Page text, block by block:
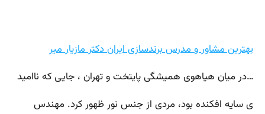
بهترین مشاور و مدرس برندسازی ایران دکتر مازیار میر
…در میان هیاهوی همیشگی پایتخت و تهران ، جایی که ناامید
ی سایه افکنده بود، مردی از جنس نور ظهور کرد. مهندس